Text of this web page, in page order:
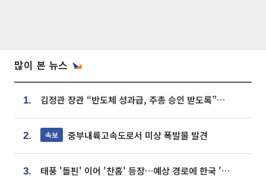
많이 본 뉴스
1. 김정관 장관 “반도체 성과급, 주총 승인 받도록”…상법·자본시장법 개정 시사
2. 속보 중부내륙고속도로서 미상 폭발물 발견
3. 태풍 '돌핀' 이어 '찬홈' 등장…예상 경로에 한국 '한숨'